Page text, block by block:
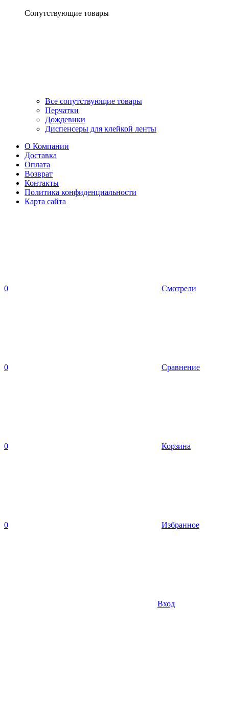
Сопутствующие товары
Все сопутствующие товары
Перчатки
Дождевики
Диспенсеры для клейкой ленты
О Компании
Доставка
Оплата
Возврат
Контакты
Политика конфиденциальности
Карта сайта
0 Смотрели
0 Сравнение
0 Корзина
0 Избранное
Вход